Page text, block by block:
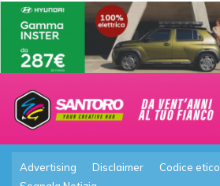
Advertising Disclaimer Codice etico